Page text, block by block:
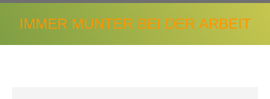
IMMER MUNTER BEI DER ARBEIT